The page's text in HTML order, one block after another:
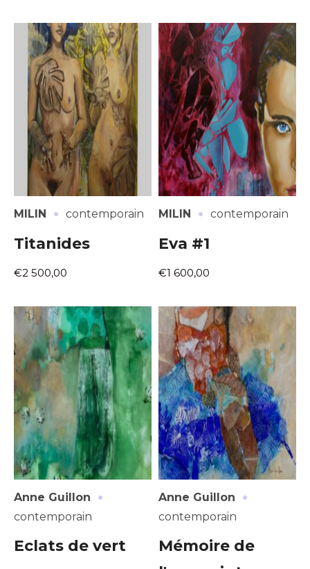
MILIN · contemporain
Titanides
€2 500,00
MILIN · contemporain
Eva #1
€1 600,00
Anne Guillon ·
contemporain
Eclats de vert
Anne Guillon ·
contemporain
Mémoire de